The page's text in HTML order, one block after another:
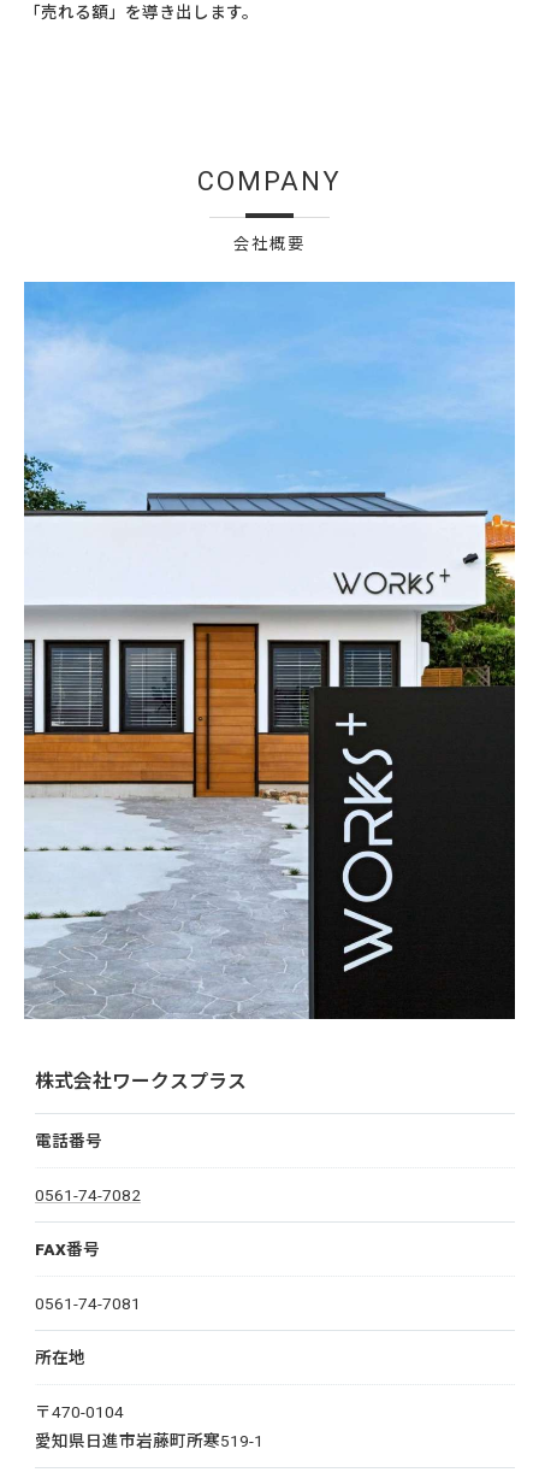
「売れる額」を導き出します。
会社概要
COMPANY
株式会社ワークスプラス
電話番号
0561-74-7082
FAX番号
0561-74-7081
所在地
〒470-0104
愛知県日進市岩藤町所寒519-1